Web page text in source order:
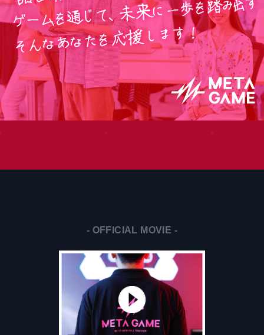
- OFFICIAL MOVIE -